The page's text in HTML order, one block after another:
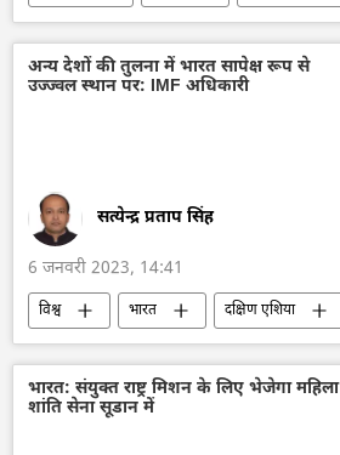
अस्पताल
मुंबई
अन्य देशों की तुलना में भारत सापेक्ष रूप से
उज्ज्वल स्थान पर: IMF अधिकारी
सत्येन्द्र प्रताप सिंह
6 जनवरी 2023, 14:41
विश्व भारत दक्षिण एशिया
अर्थव्यवस्था
भारत: संयुक्त राष्ट्र मिशन के लिए भेजेगा महिला
शांति सेना सूडान में